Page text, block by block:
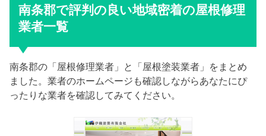
南条郡で評判の良い地域密着の屋根修理
業者一覧
南条郡の「屋根修理業者」と「屋根塗装業者」をまとめ
ました。業者のホームページも確認しながらあなたにぴ
ったりな業者を確認してみてください。